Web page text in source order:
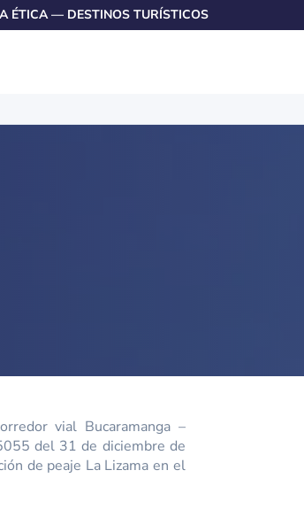
ÉTICA— DESTINOS TURÍSTICOS
vial Bucaramanga –
del 31 de diciembre de
de peaje La Lizama en el